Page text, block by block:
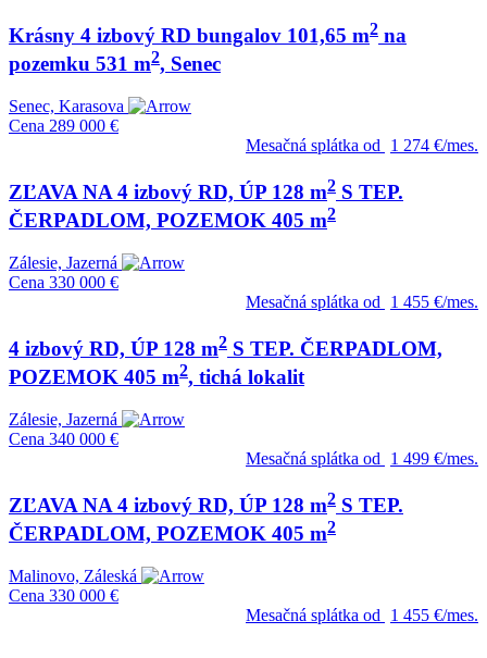
Krásny 4 izbový RD bungalov 101,65 m2 na
pozemku 531 m2, Senec
Senec, Karasova
Cena 289 000 €
Mesačná splátka od
1 274 €/mes.
ZĽAVA NA 4 izbový RD, ÚP 128 m2 S TEP.
ČERPADLOM, POZEMOK 405 m2
Zálesie, Jazerná
Cena 330 000 €
Mesačná splátka od
1 455 €/mes.
4 izbový RD, ÚP 128 m2 S TEP. ČERPADLOM,
POZEMOK 405 m2, tichá lokalit
Zálesie, Jazerná
Cena 340 000 €
Mesačná splátka od
1 499 €/mes.
ZĽAVA NA 4 izbový RD, ÚP 128 m2 S TEP.
ČERPADLOM, POZEMOK 405 m2
Malinovo, Záleská
Cena 330 000 €
Mesačná splátka od
1 455 €/mes.